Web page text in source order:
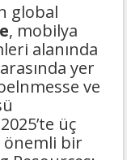
global
, mobilya
alanında
yer
ve
üç
önemli bir